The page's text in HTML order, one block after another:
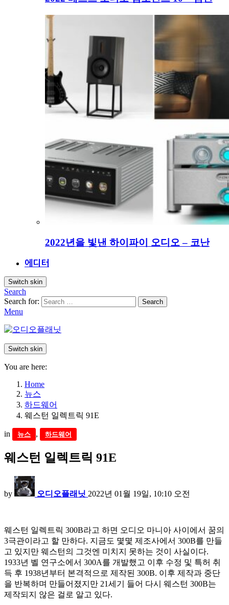
2022년을 빛낸 하이파이 오디오 – 코난
에디터
Switch skin
Search
Search for:
Search
Menu
Switch skin
You are here:
Home
뉴스
하드웨어
웨스턴 일렉트릭 91E
in 뉴스 , 하드웨어
웨스턴 일렉트릭 91E
by 오디오플래닛 2022년 01월 19일, 10:10 오전
웨스턴 일렉트릭 300B라고 하면 오디오 마니아 사이에서 꿈의
3극관이라고 할 만하다. 지금도 몇몇 제조사에서 300B를 만들
고 있지만 웨스턴의 그것엔 미치지 못하는 것이 사실이다.
1933년 벨 연구소에서 300A를 개발했고 이후 수정 및 특허 취
득 후 1938년부터 본격적으로 제작된 300B. 이후 제작과 중단
을 반복하며 만들어졌지만 21세기 들어 다시 웨스턴 300B는
제작되지 않은 걸로 알고 있다.